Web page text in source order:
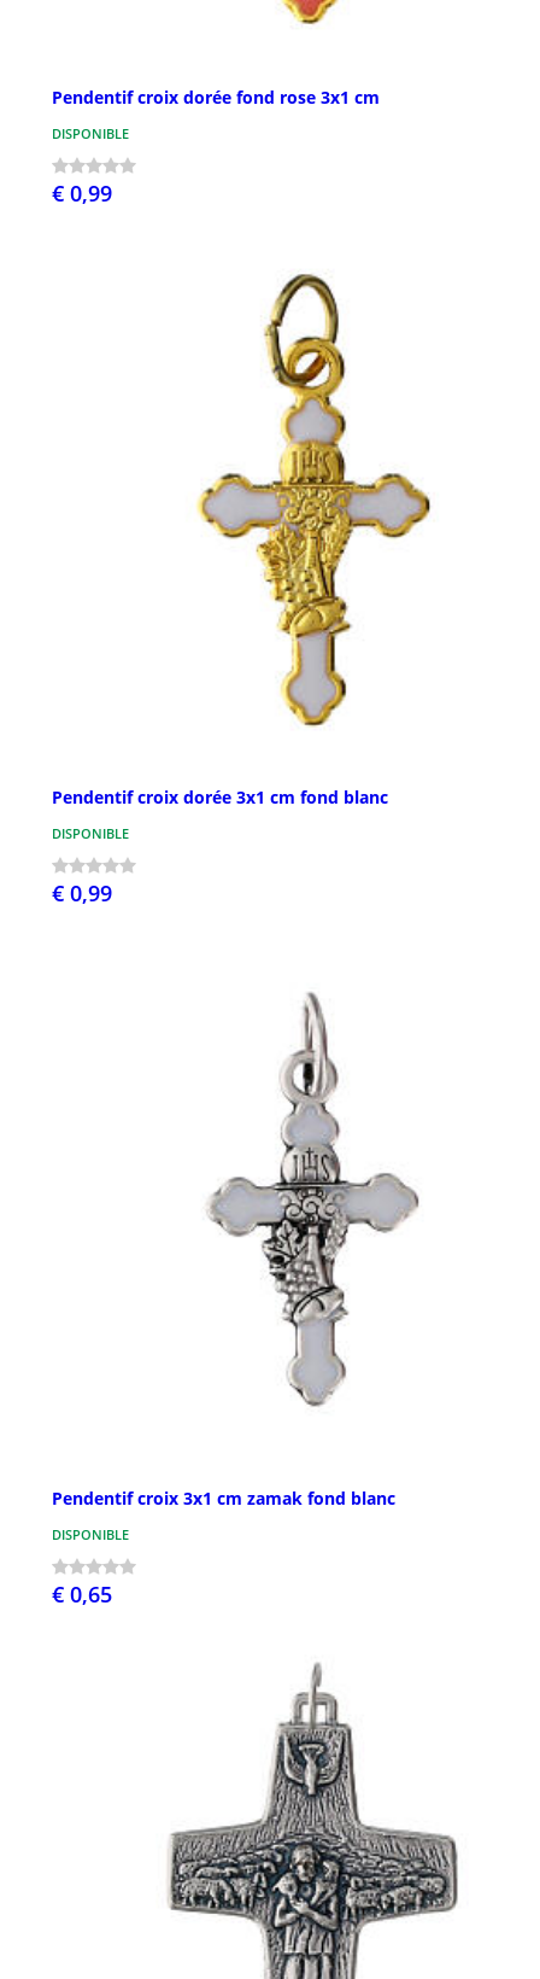
Pendentif croix dorée fond rose 3x1 cm
DISPONIBLE
€ 0,99
Pendentif croix dorée 3x1 cm fond blanc
DISPONIBLE
€ 0,99
Pendentif croix 3x1 cm zamak fond blanc
DISPONIBLE
€ 0,65